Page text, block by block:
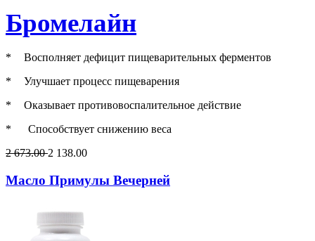
Бромелайн
*
Восполняет дефицит пищеварительных ферментов
*
Улучшает процесс пищеварения
*
Оказывает противовоспалительное действие
* Способствует снижению веса
2 673.002 138.00
Масло Примулы Вечерней